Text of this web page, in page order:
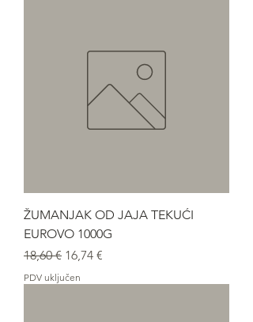
ŽUMANJAK OD JAJA TEKUĆI
EUROVO 1000G
Redovna cijena
18,60 € Cijena s popustom
16,74 €
PDV uključen